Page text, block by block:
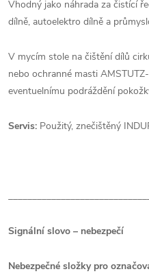
Vhodný jako náhrada za čistící
dílně, autoelektro dílně a
V mycím stole na čištění dílů
nebo ochranné masti
eventuelnímu podráždění
Servis: Použitý, znečištěný
Signální slovo – nebezpečí
Nebezpečné složky pro